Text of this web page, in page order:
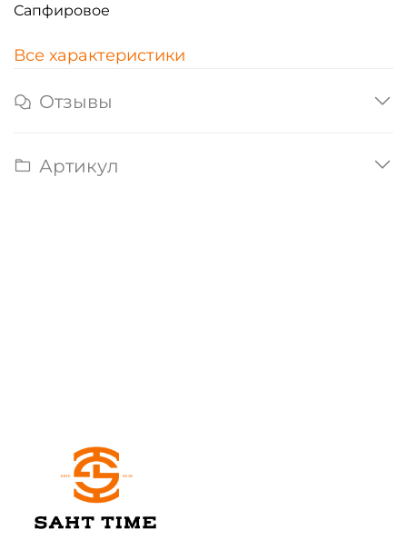
Сапфировое
Все характеристики
Отзывы
Артикул